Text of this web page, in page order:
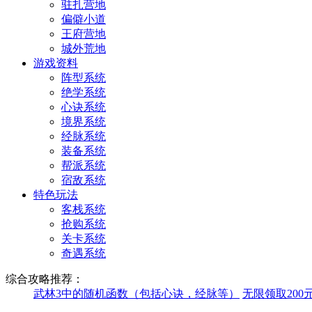
驻扎营地
偏僻小道
王府营地
城外荒地
游戏资料
阵型系统
绝学系统
心诀系统
境界系统
经脉系统
装备系统
帮派系统
宿敌系统
特色玩法
客栈系统
抢购系统
关卡系统
奇遇系统
综合攻略推荐：
武林3中的随机函数（包括心诀，经脉等）
无限领取200